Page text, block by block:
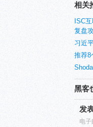
相关
ISC
复盘
习近
推荐8
黑客
发
电子